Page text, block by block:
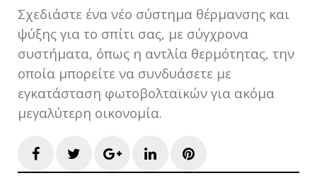
Σχεδιάστε ένα νέο σύστημα θέρμανσης και
ψύξης για το σπίτι σας, με σύγχρονα
συστήματα, όπως η αντλία θερμότητας, την
οποία μπορείτε να συνδυάσετε με
εγκατάσταση φωτοβολταϊκών για ακόμα
μεγαλύτερη οικονομία.
FacebookTwitterGoogle+LinkedInPinterest